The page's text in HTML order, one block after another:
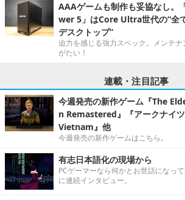
AAAゲームも制作も妥協なし
wer 5」はCore Ultra世代の“全
デスクトップ”
迫力を感じる強力スペック。メンテナ
がたい！
連載・注目記事
今週発売の新作ゲーム『The
n Remastered』『アークナイ
Vietnam』他
今週発売の新作ゲームはこちら。
有志日本語化の現場から
PCゲーマーなら何かとお世話になっ
に連続インタビュー。